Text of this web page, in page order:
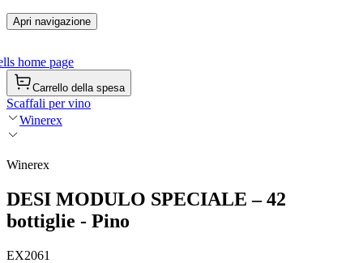
Apri navigazione
home page
Carrello della spesa
Scaffali per vino
Winerex
Winerex
DESI MODULO SPECIALE – 42
bottiglie - Pino
EX2061